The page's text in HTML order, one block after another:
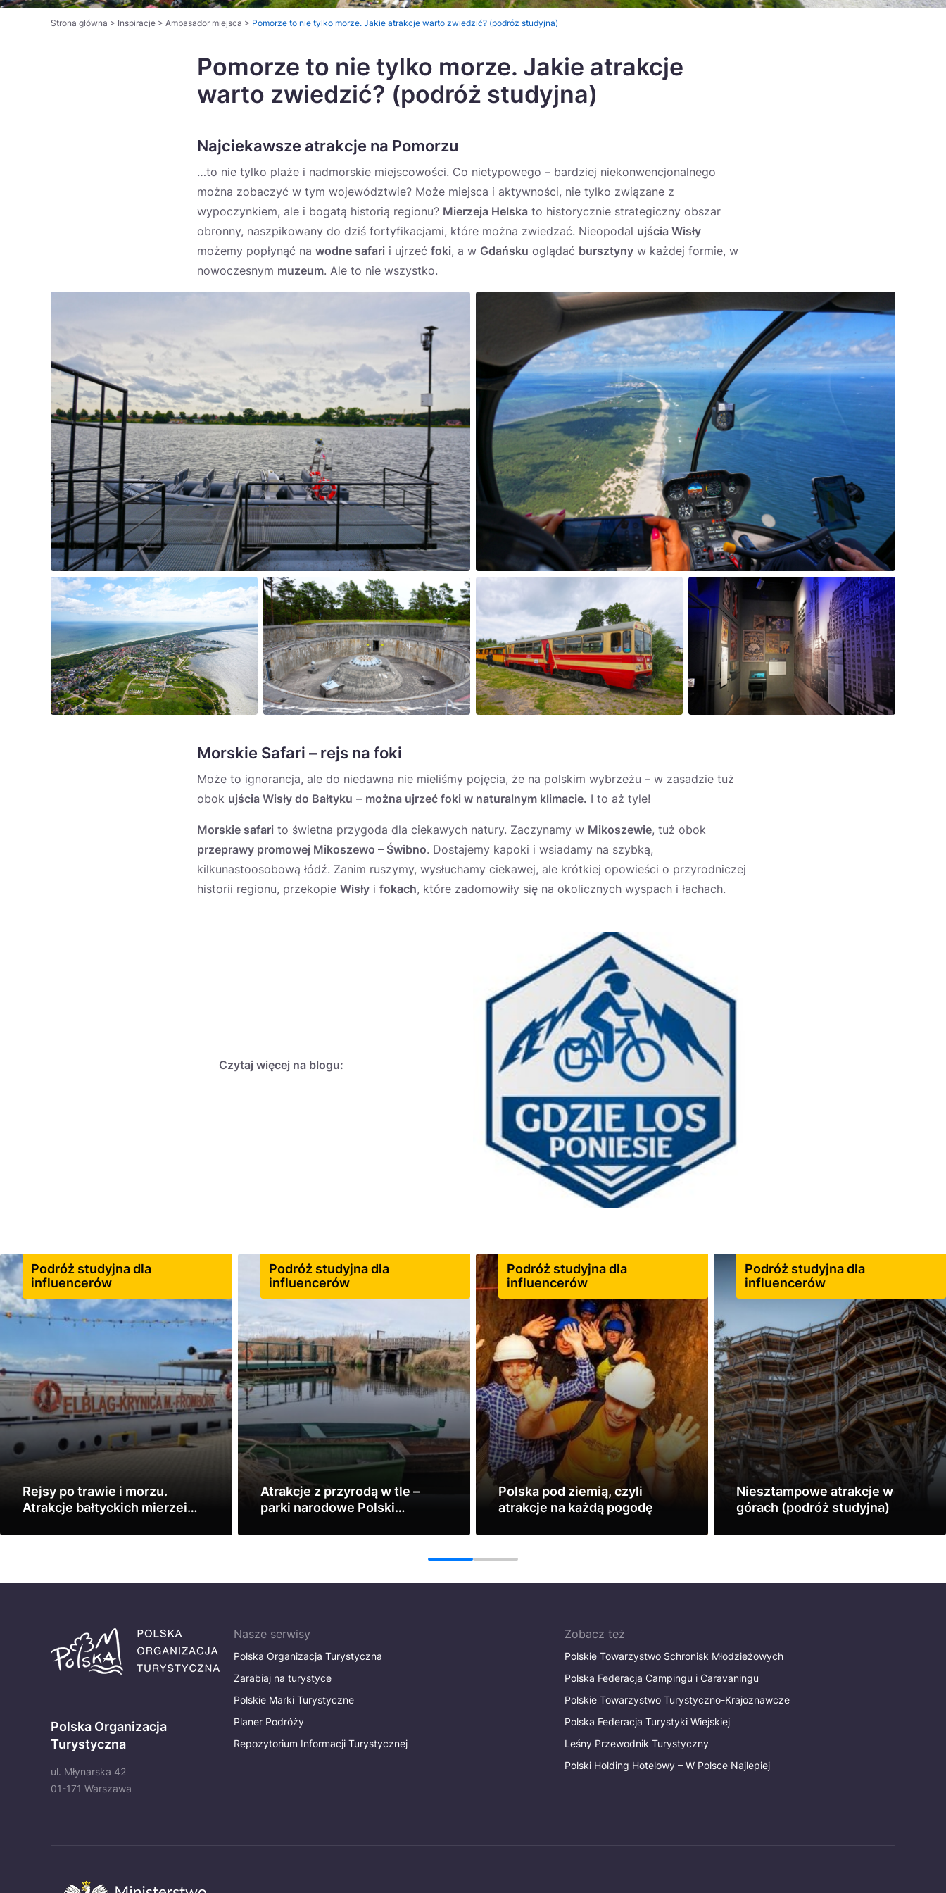
Strona główna > Inspiracje > Ambasador miejsca > Pomorze to nie tylko morze. Jakie atrakcje warto zwiedzić? (podróż studyjna)
Pomorze to nie tylko morze. Jakie atrakcje
warto zwiedzić? (podróż studyjna)
Najciekawsze atrakcje na Pomorzu
…to nie tylko plaże i nadmorskie miejscowości. Co nietypowego – bardziej niekonwencjonalnego
można zobaczyć w tym województwie? Może miejsca i aktywności, nie tylko związane z
wypoczynkiem, ale i bogatą historią regionu? Mierzeja Helska to historycznie strategiczny obszar
obronny, naszpikowany do dziś fortyfikacjami, które można zwiedzać. Nieopodal ujścia Wisły
możemy popłynąć na wodne safari i ujrzeć foki, a w Gdańsku oglądać bursztyny w każdej formie, w
nowoczesnym muzeum. Ale to nie wszystko.
Morskie Safari – rejs na foki
Może to ignorancja, ale do niedawna nie mieliśmy pojęcia, że na polskim wybrzeżu – w zasadzie tuż
obok ujścia Wisły do Bałtyku – można ujrzeć foki w naturalnym klimacie. I to aż tyle!
Morskie safari to świetna przygoda dla ciekawych natury. Zaczynamy w Mikoszewie, tuż obok
przeprawy promowej Mikoszewo – Świbno. Dostajemy kapoki i wsiadamy na szybką,
kilkunastoosobową łódź. Zanim ruszymy, wysłuchamy ciekawej, ale krótkiej opowieści o przyrodniczej
historii regionu, przekopie Wisły i fokach, które zadomowiły się na okolicznych wyspach i łachach.
Czytaj więcej na blogu:
Podróż studyjna dla
influencerów
Rejsy po trawie i morzu.
Atrakcje bałtyckich mierzei
Zobacz
Podróż studyjna dla
influencerów
Atrakcje z przyrodą w tle –
parki narodowe Polski
studyjna)
Zobacz
Podróż studyjna dla
influencerów
Polska pod ziemią, czyli
atrakcje na każdą pogodę
Zobacz
Podróż studyjna dla
influencerów
Niesztampowe atrakcje w
górach (podróż studyjna)
Zobacz
1 2
Polska Organizacja
Turystyczna
ul. Młynarska 42
01-171 Warszawa
Nasze serwisy
Polska Organizacja Turystyczna
Zarabiaj na turystyce
Polskie Marki Turystyczne
Planer Podróży
Repozytorium Informacji Turystycznej
Zobacz też
Polskie Towarzystwo Schronisk Młodzieżowych
Polska Federacja Campingu i Caravaningu
Polskie Towarzystwo Turystyczno-Krajoznawcze
Polska Federacja Turystyki Wiejskiej
Leśny Przewodnik Turystyczny
Polski Holding Hotelowy – W Polsce Najlepiej